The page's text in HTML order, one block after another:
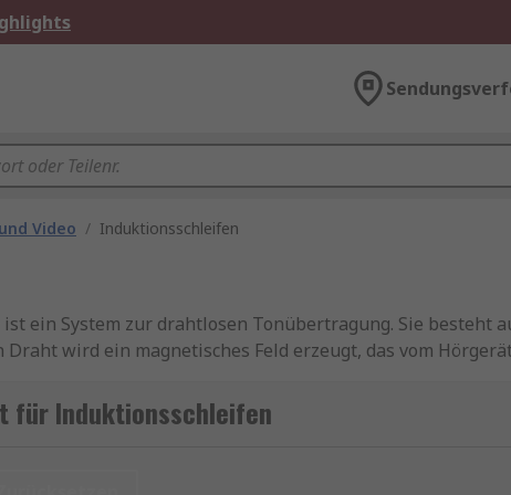
Video / Induktionsschleifen
ein System zur drahtlosen Tonübertragung. Sie besteht
wird ein magnetisches Feld erzeugt, das vom
diskret um einen bestimmten Bereich herum
für Induktionsschleifen